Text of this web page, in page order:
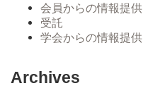
会員からの情報提供
受託
学会からの情報提供
Archives